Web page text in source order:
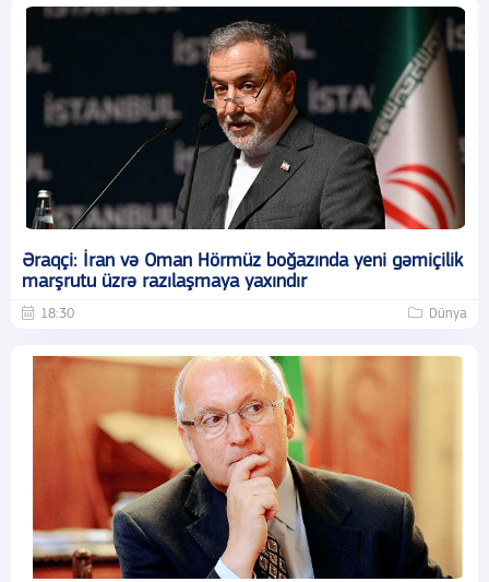
Əraqçi: İran və Oman Hörmüz boğazında yeni gəmiçilik
marşrutu üzrə razılaşmaya yaxındır
18:30 Dünya